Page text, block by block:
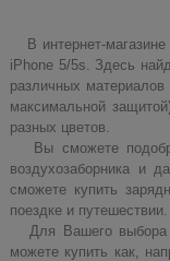
В интернет-
iPhone 5/5s. Здесь
различных
максимальной
разных цветов.
Вы сможете
воздухозаборника и
сможете купить
поездке и путешествии.
Для Вашего выбора
можете купить как,